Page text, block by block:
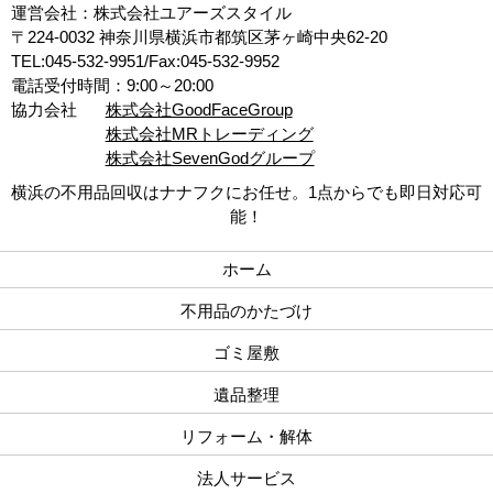
運営会社：株式会社ユアーズスタイル
〒224-0032 神奈川県横浜市都筑区茅ヶ崎中央62-20
TEL:045-532-9951/Fax:045-532-9952
電話受付時間：9:00～20:00
協力会社
株式会社GoodFaceGroup
株式会社MRトレーディング
株式会社SevenGodグループ
横浜の不用品回収はナナフクにお任せ。1点からでも即日対応可
能！
ホーム
不用品のかたづけ
ゴミ屋敷
遺品整理
リフォーム・解体
法人サービス